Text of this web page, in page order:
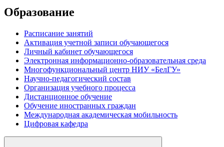
Образование
Расписание занятий
Активация учетной записи обучающегося
Личный кабинет обучающегося
Электронная информационно-образовательная среда
Многофункциональный центр НИУ «БелГУ»
Научно-педагогический состав
Организация учебного процесса
Дистанционное обучение
Обучение иностранных граждан
Международная академическая мобильность
Цифровая кафедра